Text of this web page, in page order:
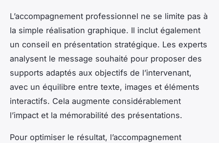
L’accompagnement professionnel ne se limite pas à
la simple réalisation graphique. Il inclut également
un conseil en présentation stratégique. Les experts
analysent le message souhaité pour proposer des
supports adaptés aux objectifs de l’intervenant,
avec un équilibre entre texte, images et éléments
interactifs. Cela augmente considérablement
l’impact et la mémorabilité des présentations.
Pour optimiser le résultat, l’accompagnement